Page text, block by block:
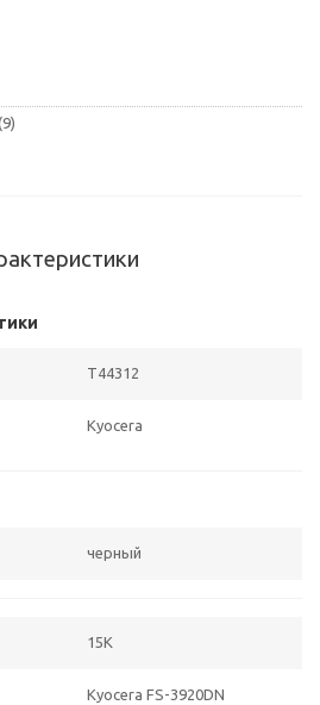
T44312
Kyocera
черный
15K
Kyocera FS-3920DN